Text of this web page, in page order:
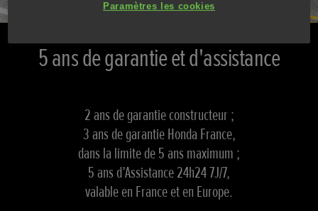
5 ans de garantie et d'assistance
2 ans de garantie constructeur ;
3 ans de garantie Honda France,
dans la limite de 5 ans maximum ;
5 ans d’Assistance 24h24 7J/7,
valable en France et en Europe.
Paramètres les cookies